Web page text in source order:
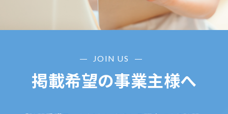
JOIN US
掲載希望の事業主様へ